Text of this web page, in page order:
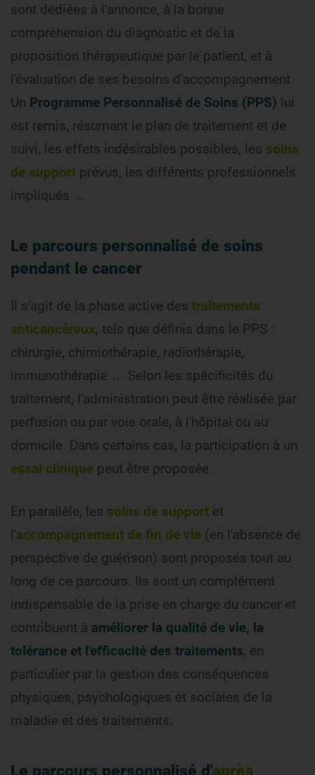
sont dédiées à l'annonce, à la bonne
compréhension du diagnostic et de la
proposition thérapeutique par le patient, et à
l'évaluation de ses besoins d'accompagnement.
Un Programme Personnalisé de Soins (PPS) lui
est remis, résumant le plan de traitement et de
suivi, les effets indésirables possibles, les soins
de support prévus, les différents professionnels
impliqués …
Le parcours personnalisé de soins
pendant le cancer
Il s'agit de la phase active des traitements
anticancéreux, tels que définis dans le PPS :
chirurgie, chimiothérapie, radiothérapie,
immunothérapie … Selon les spécificités du
traitement, l'administration peut être réalisée par
perfusion ou par voie orale, à l'hôpital ou au
domicile. Dans certains cas, la participation à un
essai clinique peut être proposée.
En parallèle, les soins de support et
l'accompagnement de fin de vie (en l'absence de
perspective de guérison) sont proposés tout au
long de ce parcours. Ils sont un complément
indispensable de la prise en charge du cancer et
contribuent à améliorer la qualité de vie, la
tolérance et l'efficacité des traitements, en
particulier par la gestion des conséquences
physiques, psychologiques et sociales de la
maladie et des traitements.